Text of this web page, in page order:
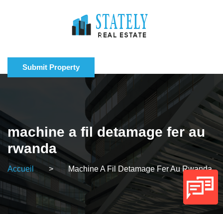
Submit Property
machine a fil detamage fer au
rwanda
Accueil > Machine A Fil Detamage Fer Au Rwanda